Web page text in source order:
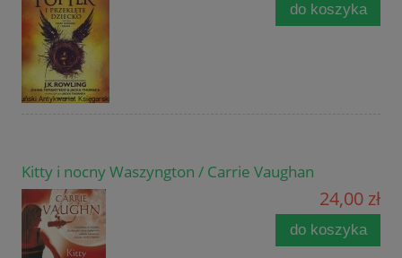
do koszyka
Kitty i nocny Waszyngton / Carrie Vaughan
24,00 zł
do koszyka